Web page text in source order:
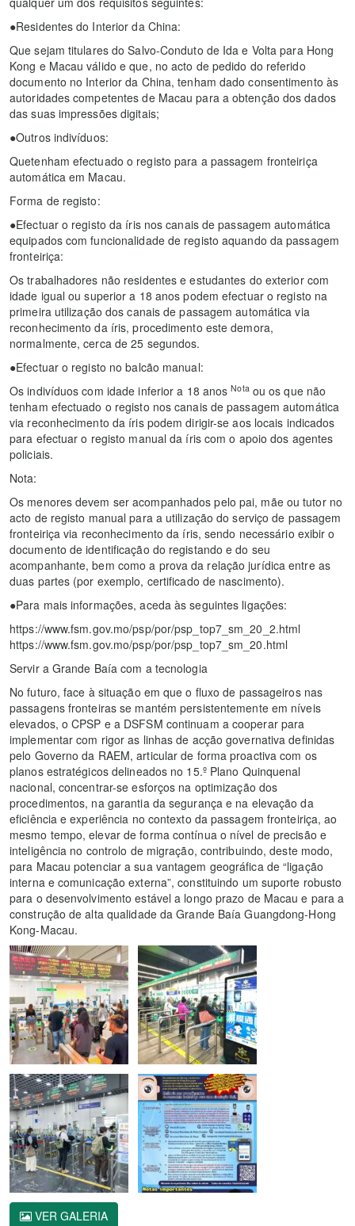
●Residentes do Interior da China:
Que sejam titulares do Salvo-Conduto de Ida e Volta para Hong
Kong e Macau válido e que, no acto de pedido do referido
documento no Interior da China, tenham dado consentimento às
autoridades competentes de Macau para a obtenção dos dados
das suas impressões digitais;
●Outros indivíduos:
Quetenham efectuado o registo para a passagem fronteiriça
automática em Macau.
Forma de registo:
●Efectuar o registo da íris nos canais de passagem automática
equipados com funcionalidade de registo aquando da passagem
fronteiriça:
Os trabalhadores não residentes e estudantes do exterior com
idade igual ou superior a 18 anos podem efectuar o registo na
primeira utilização dos canais de passagem automática via
reconhecimento da íris, procedimento este demora,
normalmente, cerca de 25 segundos.
●Efectuar o registo no balcão manual:
Os indivíduos com idade inferior a 18 anosNotaou os que não
tenham efectuado o registo nos canais de passagem automática
via reconhecimento da íris podem dirigir-se aos locais indicados
para efectuar o registo manual da íris com o apoio dos agentes
policiais.
Nota:
Os menores devem ser acompanhados pelo pai, mãe ou tutor no
acto de registo manual para a utilização do serviço de passagem
fronteiriça via reconhecimento da íris, sendo necessário exibir o
documento de identificação do registando e do seu
acompanhante, bem como a prova da relação jurídica entre as
duas partes (por exemplo, certificado de nascimento).
●Para mais informações, aceda às seguintes ligações:
https://www.fsm.gov.mo/psp/por/psp_top7_sm_20_2.html
https://www.fsm.gov.mo/psp/por/psp_top7_sm_20.html
Servir a Grande Baía com a tecnologia
No futuro, face à situação em que o fluxo de passageiros nas
passagens fronteiras se mantém persistentemente em níveis
elevados, o CPSP e a DSFSM continuam a cooperar para
implementar com rigor as linhas de acção governativa definidas
pelo Governo da RAEM, articular de forma proactiva com os
planos estratégicos delineados no 15.º Plano Quinquenal
nacional, concentrar-se esforços na optimização dos
procedimentos, na garantia da segurança e na elevação da
eficiência e experiência no contexto da passagem fronteiriça, ao
mesmo tempo, elevar de forma contínua o nível de precisão e
inteligência no controlo de migração, contribuindo, deste modo,
para Macau potenciar a sua vantagem geográfica de “ligação
interna e comunicação externa”, constituindo um suporte robusto
para o desenvolvimento estável a longo prazo de Macau e para a
construção de alta qualidade da Grande Baía Guangdong-Hong
Kong-Macau.
VER GALERIA